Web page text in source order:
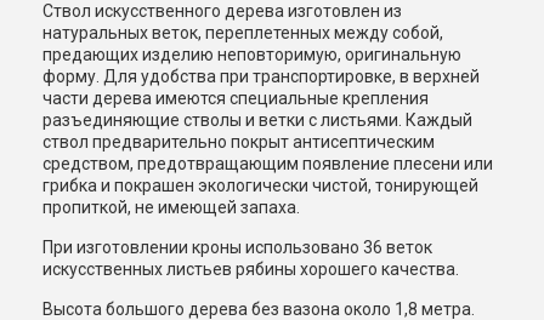
Ствол искусственного дерева изготовлен из
натуральных веток, переплетенных между собой,
предающих изделию неповторимую, оригинальную
форму. Для удобства при транспортировке, в верхней
части дерева имеются специальные крепления
разъединяющие стволы и ветки с листьями. Каждый
ствол предварительно покрыт антисептическим
средством, предотвращающим появление плесени или
грибка и покрашен экологически чистой, тонирующей
пропиткой, не имеющей запаха.
При изготовлении кроны использовано 36 веток
искусственных листьев рябины хорошего качества.
Высота большого дерева без вазона около 1,8 метра.